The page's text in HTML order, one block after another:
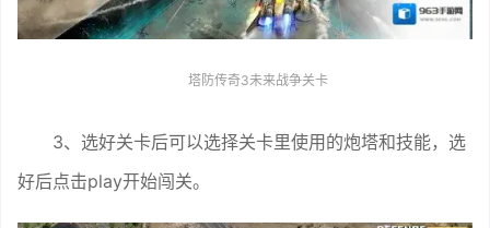
塔防传奇3未来战争关卡
3、选好关卡后可以选择关卡里使用的炮塔和技能，选
好后点击play开始闯关。